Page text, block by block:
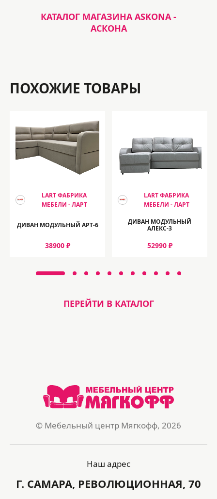
КАТАЛОГ МАГАЗИНА ASKONA -
АСКОНА
ПОХОЖИЕ ТОВАРЫ
LART ФАБРИКА
МЕБЕЛИ - ЛАРТ
ДИВАН МОДУЛЬНЫЙ АРТ-6
38900 ₽
LART ФАБРИКА
МЕБЕЛИ - ЛАРТ
ДИВАН МОДУЛЬНЫЙ
АЛЕКС-3
52990 ₽
ПЕРЕЙТИ В КАТАЛОГ
© Мебельный центр Мягкофф, 2026
Наш адрес
Г. САМАРА, РЕВОЛЮЦИОННАЯ, 70